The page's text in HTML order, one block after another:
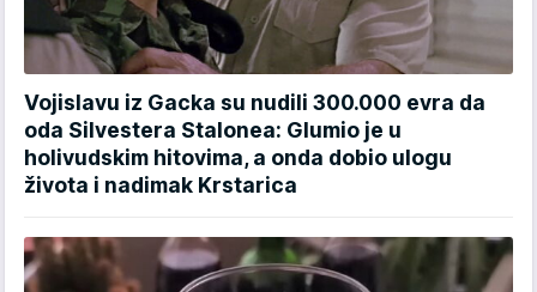
Vojislavu iz Gacka su nudili 300.000 evra da
oda Silvestera Stalonea: Glumio je u
holivudskim hitovima, a onda dobio ulogu
života i nadimak Krstarica